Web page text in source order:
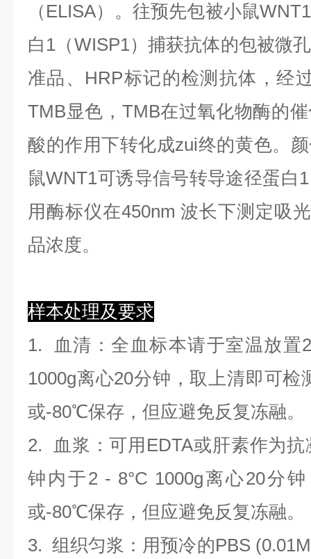
（ELISA）。往预先包被小鼠
白1（WISP1）捕获抗体的包被微
准品、HRP标记的检测抗体，经
TMB显色，TMB在过氧化物酶的
酸的作用下转化成zui终的黄色。
鼠WNT1可诱导信号转导途径蛋白
用酶标仪在450nm 波长下测定吸
品浓度。
样本处理及要求
1.
血清 ：全血标本请于室温放
1000g离心20分钟，取上清即可
或-80℃保存，但应避免反复冻融。
2.
血浆 ：可用EDTA或肝素作为
钟内于2 - 8°C 1000g离心20分
或-80℃保存，但应避免反复冻融。
3.组织匀浆 ：用预冷的PBS